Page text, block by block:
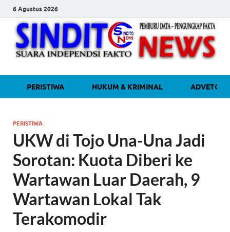
6 Agustus 2026
Media Independen Faktual dan
Terpercaya
PERISTIWA HUKUM & KRIMINAL
PERISTIWA
UKW di Tojo Una-Una Jadi
Sorotan: Kuota Diberi ke
Wartawan Luar Daerah, 9
Wartawan Lokal Tak
Terakomodir